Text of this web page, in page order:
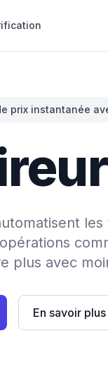
prix instantanée
plus avec
En savoir plus